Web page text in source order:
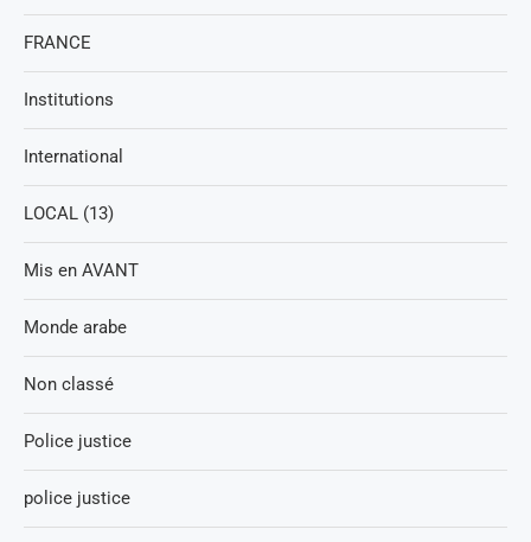
FRANCE
Institutions
International
LOCAL (13)
Mis en AVANT
Monde arabe
Non classé
Police justice
police justice